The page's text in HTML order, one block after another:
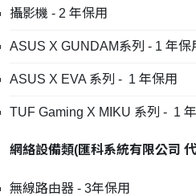
攝影機 - 2 年保用
ASUS X GUNDAM系列 - 1 年保
ASUS X EVA 系列 - 1 年保用
TUF Gaming X MIKU 系列 - 1
網絡設備類(匯科系統有限公司
無線路由器 - 3年保用